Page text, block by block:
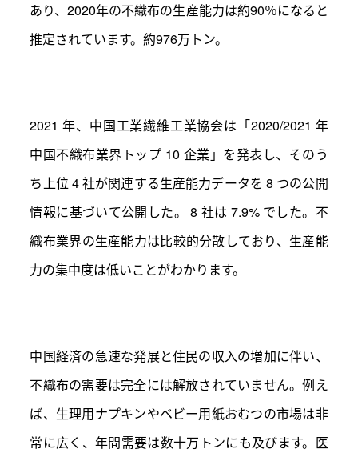
あり、2020年の不織布の生産能力は約90％になると
推定されています。約976万トン。
2021 年、中国工業繊維工業協会は「2020/2021 年
中国不織布業界トップ 10 企業」を発表し、そのう
ち上位 4 社が関連する生産能力データを 8 つの公開
情報に基づいて公開した。 8 社は 7.9% でした。不
織布業界の生産能力は比較的分散しており、生産能
力の集中度は低いことがわかります。
中国経済の急速な発展と住民の収入の増加に伴い、
不織布の需要は完全には解放されていません。例え
ば、生理用ナプキンやベビー用紙おむつの市場は非
常に広く、年間需要は数十万トンにも及びます。医